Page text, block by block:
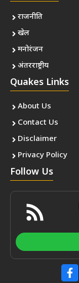
राजनीति
खेल
मनोरंजन
अंतरराष्ट्रीय
Quakes Links
About Us
Contact Us
Disclaimer
Privacy Policy
Follow Us